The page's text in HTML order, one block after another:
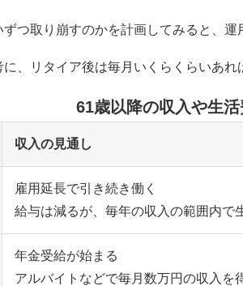
つ取り崩すのかを計画してみると、運
、リタイア後は毎月いくらくらいあれ
61歳以降の収入や生
収入の見通し
雇用延長で引き続き働く
給与は減るが、毎年の収入の範囲内で
年金受給が始まる
アルバイトなどで毎月数万円の収入を